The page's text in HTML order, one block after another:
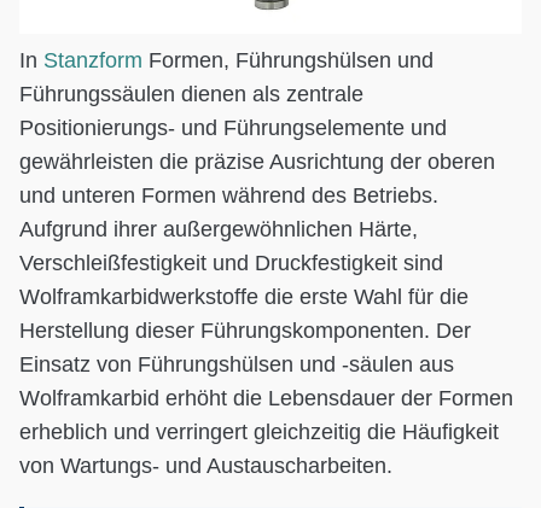
In Stanzform Formen, Führungshülsen und
Führungssäulen dienen als zentrale
Positionierungs- und Führungselemente und
gewährleisten die präzise Ausrichtung der oberen
und unteren Formen während des Betriebs.
Aufgrund ihrer außergewöhnlichen Härte,
Verschleißfestigkeit und Druckfestigkeit sind
Wolframkarbidwerkstoffe die erste Wahl für die
Herstellung dieser Führungskomponenten. Der
Einsatz von Führungshülsen und -säulen aus
Wolframkarbid erhöht die Lebensdauer der Formen
erheblich und verringert gleichzeitig die Häufigkeit
von Wartungs- und Austauscharbeiten.